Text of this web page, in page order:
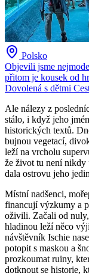
Polsko
Objevili jsme
přitom je kousek od
Dovolená s dětmi
Ale nálezy z
stálo, i když jeho
historických textů.
bujnou vegetací,
leží na vrcholu
že život tu není nikdy
dala ostrovu jeho
Místní nadšenci,
financují výzkumy a
oživili. Začali od nuly,
hladinou leží něco
návštěvník Ischie
potopit s maskou a
prozkoumat ruiny,
dotknout se historie,